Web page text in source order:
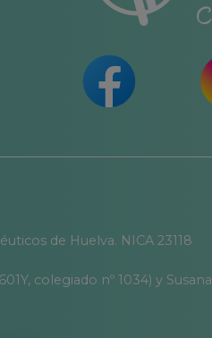
de Huelva. NICA 23118
colegiado nº 1034) y Susana